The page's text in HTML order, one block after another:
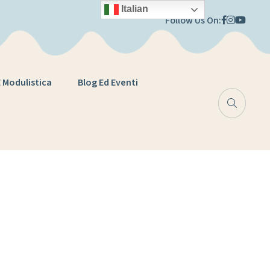
Follow Us On:
Modulistica Blog Ed Eventi
Italian